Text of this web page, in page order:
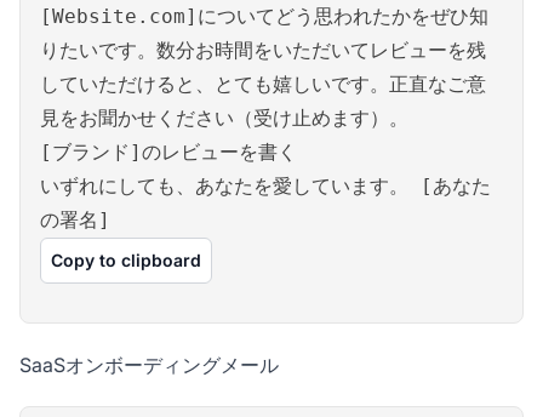
[Website.com]についてどう思われたかをぜひ知
りたいです。数分お時間をいただいてレビューを残
していただけると、とても嬉しいです。正直なご意
見をお聞かせください（受け止めます）。
[ブランド]のレビューを書く
いずれにしても、あなたを愛しています。 [あなた
の署名]
Copy to clipboard
SaaSオンボーディングメール